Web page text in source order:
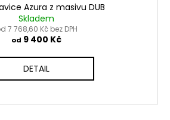
Azura z masivu DUB
Skladem
7 768,60 Kč bez DPH
od 9 400 Kč
DETAIL